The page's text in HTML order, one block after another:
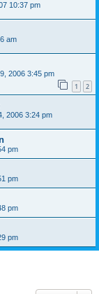
10:37 pm
am
2006 3:45 pm
1 2
2006 3:24 pm
pm
pm
pm
pm